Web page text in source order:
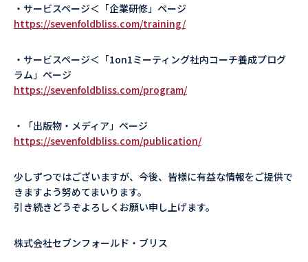
・サービスページ＜「企業研修」ページ
https://sevenfoldbliss.com/training/
・サービスページ＜「1on1ミーティング社内コーチ養成プログ
ラム」ページ
https://sevenfoldbliss.com/program/
・「出版物・メディア」ページ
https://sevenfoldbliss.com/publication/
少しずつではございますが、今後、皆様に有益な情報をご提供で
きますよう努めてまいります。
引き続きどうぞよろしくお願い申し上げます。
株式会社セブンフォールド・ブリス